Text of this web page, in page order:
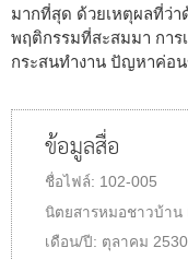
มากที่สุด ด้วยเหตุผลที่ว่
พฤติกรรมที่สะสมมา การ
กระสนทำงาน ปัญหาค่อ
ข้อมูลสื่อ
ชื่อไฟล์: 102-005
นิตยสารหมอชาวบ้าน
เดือน/ปี: ตุลาคม 2530